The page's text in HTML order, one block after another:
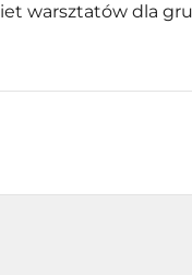
warsztatów dla